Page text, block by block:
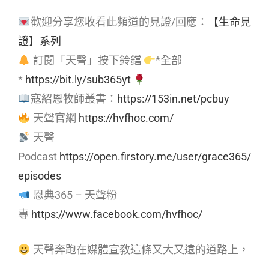
歡迎分享您收看此頻道的見證/回應：
【生命見
證】系列
訂閱「天聲」按下鈴鐺
*全部
* https://bit.ly/sub365yt
寇紹恩牧師叢書： https://153in.net/pcbuy
天聲官網 https://hvfhoc.com/
天聲
Podcast https://open.firstory.me/user/grace365/
episodes
恩典365 – 天聲粉
專 https://www.facebook.com/hvfhoc/
天聲奔跑在媒體宣教這條又大又遠的道路上，